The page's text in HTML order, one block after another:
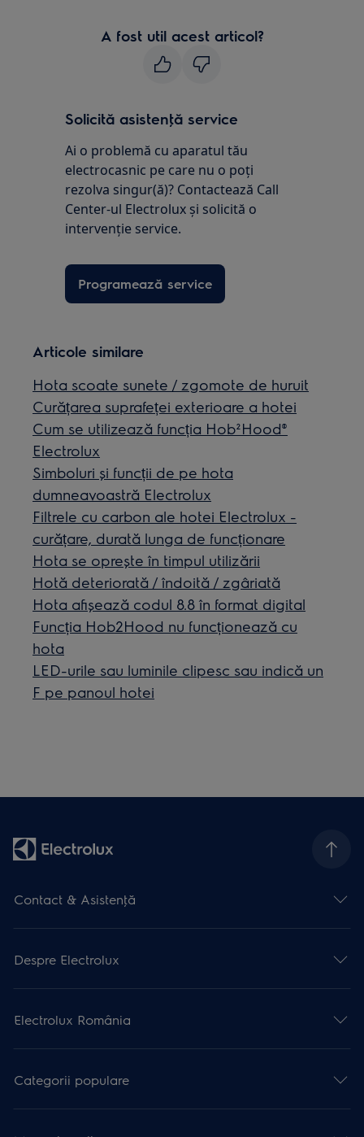
A fost util acest articol?
Solicită asistenţă service
Ai o problemă cu aparatul tău
electrocasnic pe care nu o poţi
rezolva singur(ă)? Contactează Call
Center-ul Electrolux și solicită o
intervenţie service.
Programează service
Articole similare
Hota scoate sunete / zgomote de huruit
Curățarea suprafeței exterioare a hotei
Cum se utilizează funcția Hob²Hood®
Electrolux
Simboluri și funcții de pe hota
dumneavoastră Electrolux
Filtrele cu carbon ale hotei Electrolux -
curățare, durată lunga de funcționare
Hota se oprește în timpul utilizării
Hotă deteriorată / îndoită / zgâriată
Hota afișează codul 8.8 în format digital
Funcția Hob2Hood nu funcționează cu
hota
LED-urile sau luminile clipesc sau indică un
F pe panoul hotei
Contact & Asistenţă
Despre Electrolux
Electrolux România
Categorii populare